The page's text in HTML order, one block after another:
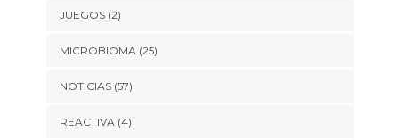
JUEGOS(2)
MICROBIOMA(25)
NOTICIAS(57)
REACTIVA(4)